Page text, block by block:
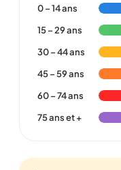
0 – 14 ans
15 – 29 ans
30 – 44 ans
45 – 59 ans
60 – 74 ans
75 ans et +